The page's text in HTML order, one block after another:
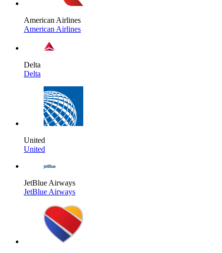
American Airlines
American Airlines
Delta
Delta
United
United
JetBlue Airways
JetBlue Airways